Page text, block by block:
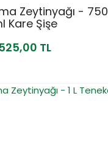
Zeytinyağı - 750
Kare Şişe
TL